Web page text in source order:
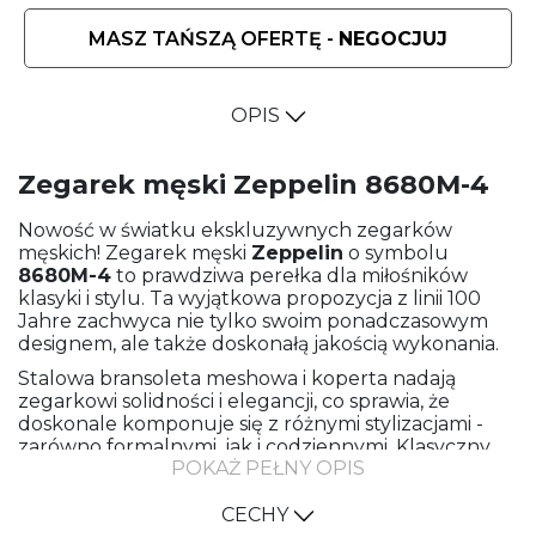
MASZ TAŃSZĄ OFERTĘ - NEGOCJUJ
OPIS
Zegarek męski Zeppelin 8680M-4
Nowość w światku ekskluzywnych zegarków
męskich! Zegarek męski Zeppelin o symbolu
8680M-4 to prawdziwa perełka dla miłośników
klasyki i stylu. Ta wyjątkowa propozycja z linii 100
Jahre zachwyca nie tylko swoim ponadczasowym
designem, ale także doskonałą jakością wykonania.
Stalowa bransoleta meshowa i koperta nadają
zegarkowi solidności i elegancji, co sprawia, że
doskonale komponuje się z różnymi stylizacjami -
zarówno formalnymi, jak i codziennymi. Klasyczny
kształt koperty w formie okręgu podkreśla
uniwersalnym rozwiązaniem odpowiadającym na
POKAŻ PEŁNY OPIS
CECHY